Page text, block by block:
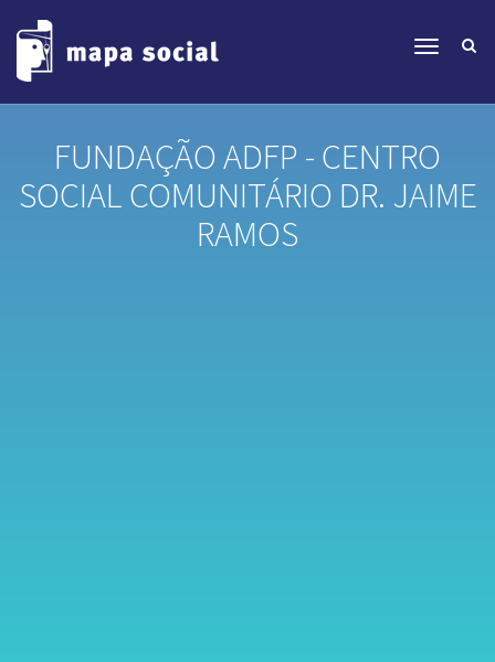
FUNDAÇÃO ADFP - CENTRO
SOCIAL COMUNITÁRIO DR. JAIME
RAMOS